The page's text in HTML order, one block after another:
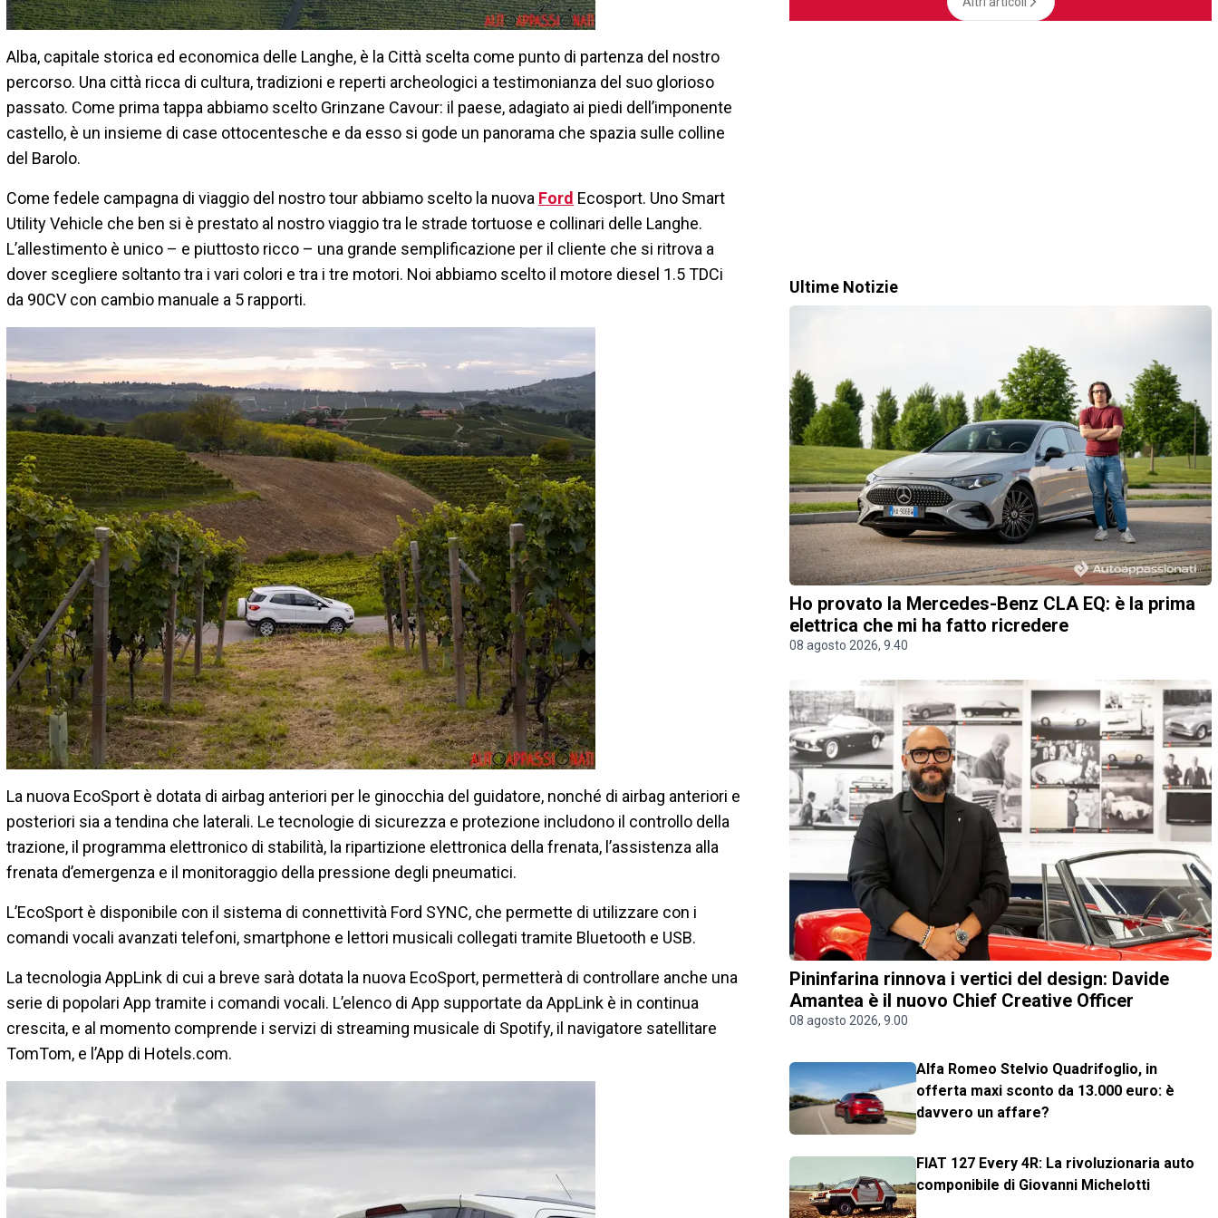
Alba, capitale storica ed economica delle Langhe, è la Città scelta come punto di partenza del nostro
percorso. Una città ricca di cultura, tradizioni e reperti archeologici a testimonianza del suo glorioso
passato. Come prima tappa abbiamo scelto Grinzane Cavour: il paese, adagiato ai piedi dell’imponente
castello, è un insieme di case ottocentesche e da esso si gode un panorama che spazia sulle colline
del Barolo.
Come fedele campagna di viaggio del nostro tour abbiamo scelto la nuova Ford Ecosport. Uno Smart
Utility Vehicle che ben si è prestato al nostro viaggio tra le strade tortuose e collinari delle Langhe.
L’allestimento è unico – e piuttosto ricco – una grande semplificazione per il cliente che si ritrova a
dover scegliere soltanto tra i vari colori e tra i tre motori. Noi abbiamo scelto il motore diesel 1.5 TDCi
da 90CV con cambio manuale a 5 rapporti.
La nuova EcoSport è dotata di airbag anteriori per le ginocchia del guidatore, nonché di airbag anteriori e
posteriori sia a tendina che laterali. Le tecnologie di sicurezza e protezione includono il controllo della
trazione, il programma elettronico di stabilità, la ripartizione elettronica della frenata, l’assistenza alla
frenata d’emergenza e il monitoraggio della pressione degli pneumatici.
L’EcoSport è disponibile con il sistema di connettività Ford SYNC, che permette di utilizzare con i
comandi vocali avanzati telefoni, smartphone e lettori musicali collegati tramite Bluetooth e USB.
La tecnologia AppLink di cui a breve sarà dotata la nuova EcoSport, permetterà di controllare anche una
serie di popolari App tramite i comandi vocali. L’elenco di App supportate da AppLink è in continua
crescita, e al momento comprende i servizi di streaming musicale di Spotify, il navigatore satellitare
TomTom, e l’App di Hotels.com.
Ultime Notizie
Ho provato la Mercedes-Benz CLA EQ: è la prima
elettrica che mi ha fatto ricredere
08 agosto 2026, 9.40
Pininfarina rinnova i vertici del design: Davide
Amantea è il nuovo Chief Creative Officer
08 agosto 2026, 9.00
Alfa Romeo Stelvio Quadrifoglio, in
offerta maxi sconto da 13.000 euro: è
davvero un affare?
FIAT 127 Every 4R: La rivoluzionaria auto
componibile di Giovanni Michelotti